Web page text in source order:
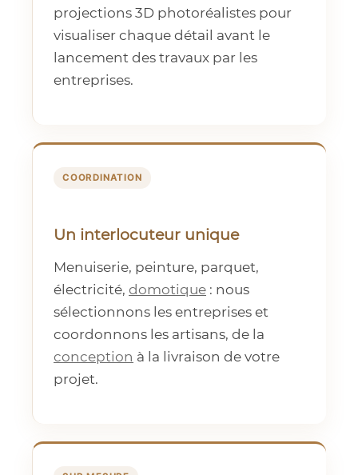
projections 3D photoréalistes pour
visualiser chaque détail avant le
lancement des travaux par les
entreprises.
COORDINATION
Un interlocuteur unique
Menuiserie, peinture, parquet,
électricité, domotique : nous
sélectionnons les entreprises et
coordonnons les artisans, de la
conception à la livraison de votre
projet.